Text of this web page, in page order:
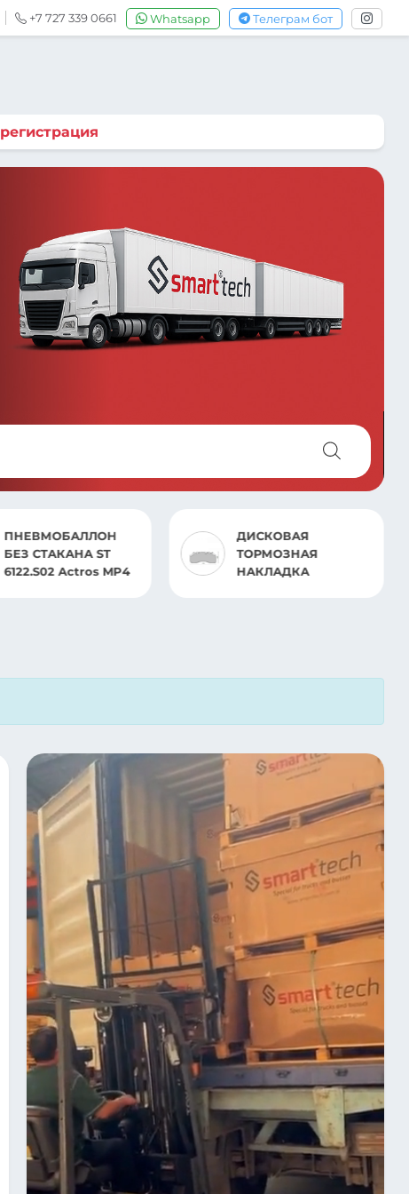
+7 727 339 0661 Whatsapp Телеграм бот
регистрация
ПНЕВМОБАЛЛОН
БЕЗ СТАКАНА ST
6122.S02 Actros MP4
ДИСКОВАЯ
ТОРМОЗНАЯ
НАКЛАДКА